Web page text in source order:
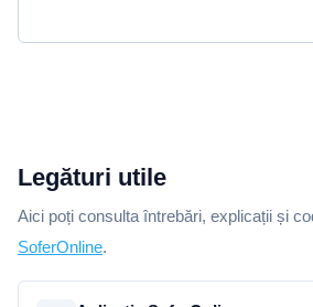
Legături utile
Aici poți consulta întrebări, explicații și
SoferOnline.